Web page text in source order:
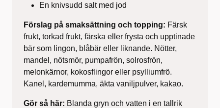
En knivsudd salt med jod
Förslag på smaksättning och topping: Färsk
frukt, torkad frukt, färska eller frysta och upptinade
bär som lingon, blåbär eller liknande. Nötter,
mandel, nötsmör, pumpafrön, solrosfrön,
melonkärnor, kokosflingor eller psylliumfrö.
Kanel, kardemumma, äkta vaniljpulver, kakao.
Gör så här: Blanda gryn och vatten i en tallrik